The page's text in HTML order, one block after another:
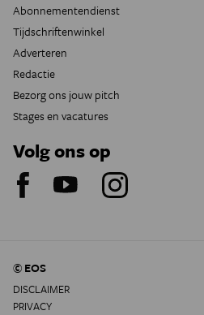
Abonnementendienst
Tijdschriftenwinkel
Adverteren
Redactie
Bezorg ons jouw pitch
Stages en vacatures
Volg ons op
© EOS
DISCLAIMER
PRIVACY